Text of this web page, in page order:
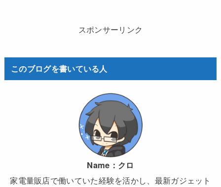
スポンサーリンク
このブログを書いている人
Name： クロ
家電量販店で働いていた経験を活かし、最新ガジェット